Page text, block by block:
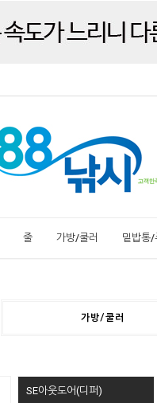
줄 가방/쿨러 밑밥통/
가방/쿨러
SE아웃도어(디퍼)